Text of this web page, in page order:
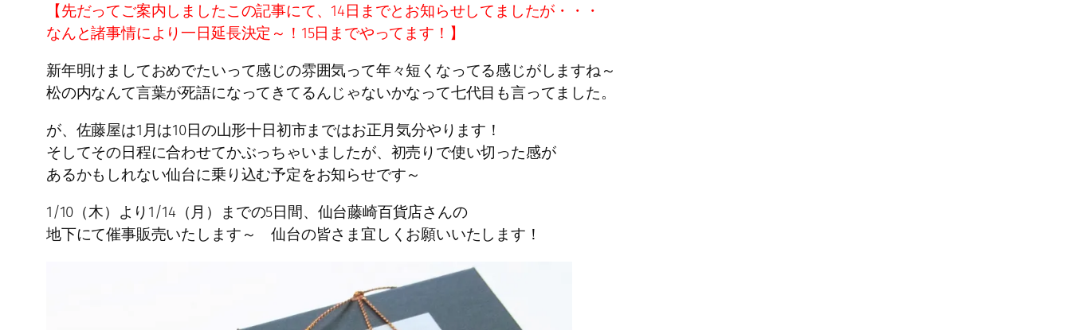
【先だってご案内しましたこの記事にて、14日までとお知らせしてましたが・・・
なんと諸事情により一日延長決定～！15日までやってます！】
新年明けましておめでたいって感じの雰囲気って年々短くなってる感じがしますね～
松の内なんて言葉が死語になってきてるんじゃないかなって七代目も言ってました。
が、佐藤屋は1月は10日の山形十日初市まではお正月気分やります！
そしてその日程に合わせてかぶっちゃいましたが、初売りで使い切った感が
あるかもしれない仙台に乗り込む予定をお知らせです～
1/10（木）より1/14（月）までの5日間、仙台藤崎百貨店さんの
地下にて催事販売いたします～ 仙台の皆さま宜しくお願いいたします！